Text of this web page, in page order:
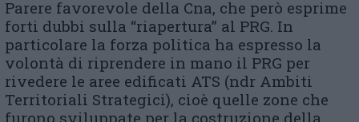
Parere favorevole della Cna, che però esprime
forti dubbi sulla “riapertura” al PRG. In
particolare la forza politica ha espresso la
volontà di riprendere in mano il PRG per
rivedere le aree edificati ATS (ndr Ambiti
Territoriali Strategici), cioè quelle zone che
furono sviluppate per la costruzione della